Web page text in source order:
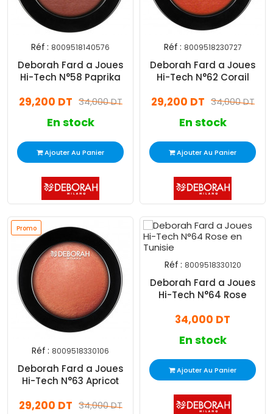
Réf : 8009518140576
Deborah Fard a Joues
Hi-Tech N°58 Paprika
34,000 DT
29,200 DT
En stock
Ajouter Au Panier
Réf : 8009518230727
Deborah Fard a Joues
Hi-Tech N°62 Corail
34,000 DT
29,200 DT
En stock
Ajouter Au Panier
Promo
Réf : 8009518330106
Deborah Fard a Joues
Hi-Tech N°63 Apricot
34,000 DT
29,200 DT
Réf : 8009518330120
Deborah Fard a Joues
Hi-Tech N°64 Rose
34,000 DT
En stock
Ajouter Au Panier